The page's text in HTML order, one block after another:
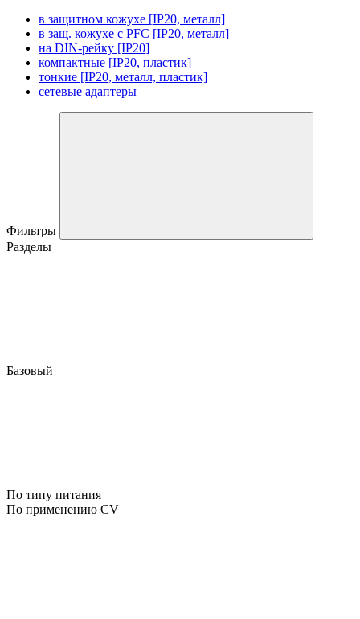
в защитном кожухе [IP20, металл]
в защ. кожухе с PFC [IP20, металл]
на DIN-рейку [IP20]
компактные [IP20, пластик]
тонкие [IP20, металл, пластик]
сетевые адаптеры
Фильтры
Разделы
Базовый
По типу питания
По применению CV